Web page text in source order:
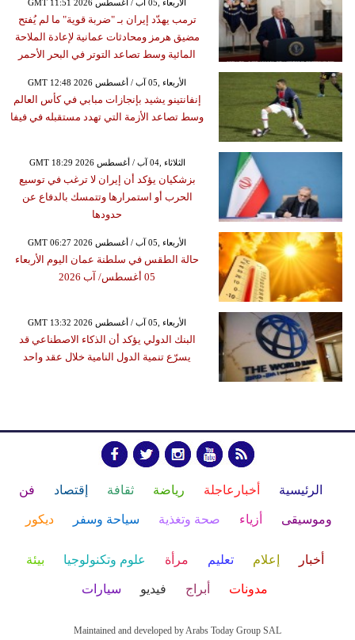
GMT 11:51 2026 الأربعاء ,05 آب / أغسطس
ترمب يهدّد إيران بـ "ضربة قوية" ما لم يُفتح
مضيق هرمز ومحادثات عمانية لإعادة الملاحة
المائية وسط تصاعد التوتر في البحر الأحمر
GMT 12:48 2026 الأربعاء ,05 آب / أغسطس
إنفانتينو يشيد بإنجازات مبابي في كأس العالم
وسط تصاعد الأزمة التي تهدد مستقبله في فيفا
GMT 18:29 2026 الثلاثاء ,04 آب / أغسطس
بزشكيان يؤكد أن إيران لا ترغب في توسيع
الحرب أو استمرارها وتتمسك بالدفاع عن
حدودها
GMT 06:27 2026 الأربعاء ,05 آب / أغسطس
حالة الطقس في سلطنة عمان اليوم الأربعاء
05 أغسطس/ آب 2026
GMT 13:32 2026 الأربعاء ,05 آب / أغسطس
البنك الدولي يؤكد أن الذكاء الاصطناعي قد
يسرّع تنمية الدول النامية خلال عقد واحد
الرئيسية أخبارعاجلة رياضة ثقافة إقتصاد فن
وموسيقى أزياء صحة وتغذية سياحة وسفر ديكور
أخبار إعلام تعليم مرأة علوم وتكنولوجيا بيئة
مدونات أبراج فيديو سيارات
Maintained and developed by Arabs Today Group SAL